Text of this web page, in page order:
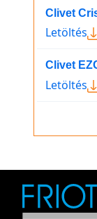
Clivet
Letöltés
Clivet
Letöltés